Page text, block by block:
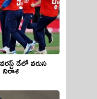
డేలో వరుస
నిరాశ